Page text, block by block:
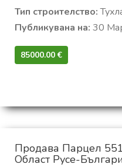
Тип строителство:
Публикувана на: 30
85000.00 €‎
Продава Парцел
Област Русе-